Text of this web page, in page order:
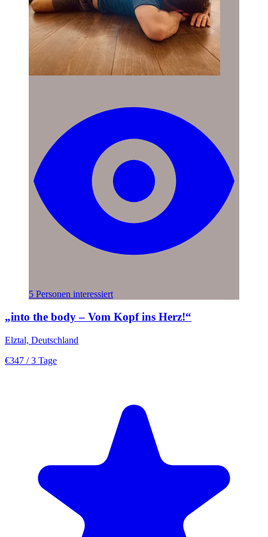
5 Personen interessiert
„into the body – Vom Kopf ins Herz!“
Elztal, Deutschland
€347 / 3 Tage